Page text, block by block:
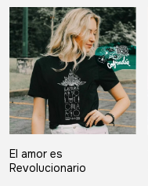
El amor es
Revolucionario